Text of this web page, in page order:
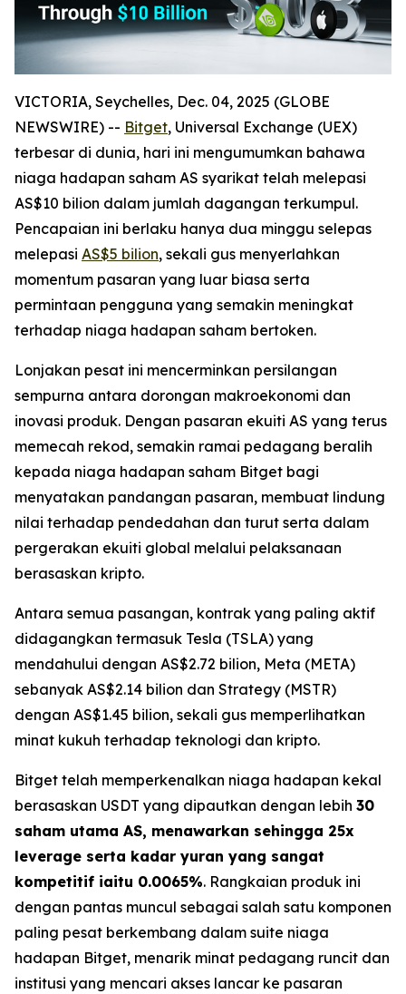
VICTORIA, Seychelles, Dec. 04, 2025 (GLOBE
NEWSWIRE) -- Bitget, Universal Exchange (UEX)
terbesar di dunia, hari ini mengumumkan bahawa
niaga hadapan saham AS syarikat telah melepasi
AS$10 bilion dalam jumlah dagangan terkumpul.
Pencapaian ini berlaku hanya dua minggu selepas
melepasi AS$5 bilion, sekali gus menyerlahkan
momentum pasaran yang luar biasa serta
permintaan pengguna yang semakin meningkat
terhadap niaga hadapan saham bertoken.
Lonjakan pesat ini mencerminkan persilangan
sempurna antara dorongan makroekonomi dan
inovasi produk. Dengan pasaran ekuiti AS yang terus
memecah rekod, semakin ramai pedagang beralih
kepada niaga hadapan saham Bitget bagi
menyatakan pandangan pasaran, membuat lindung
nilai terhadap pendedahan dan turut serta dalam
pergerakan ekuiti global melalui pelaksanaan
berasaskan kripto.
Antara semua pasangan, kontrak yang paling aktif
didagangkan termasuk Tesla (TSLA) yang
mendahului dengan AS$2.72 bilion, Meta (META)
sebanyak AS$2.14 bilion dan Strategy (MSTR)
dengan AS$1.45 bilion, sekali gus memperlihatkan
minat kukuh terhadap teknologi dan kripto.
Bitget telah memperkenalkan niaga hadapan kekal
berasaskan USDT yang dipautkan dengan lebih 30
saham utama AS, menawarkan sehingga 25x
leverage serta kadar yuran yang sangat
kompetitif iaitu 0.0065%. Rangkaian produk ini
dengan pantas muncul sebagai salah satu komponen
paling pesat berkembang dalam suite niaga
hadapan Bitget, menarik minat pedagang runcit dan
institusi yang mencari akses lancar ke pasaran